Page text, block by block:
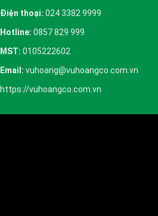
Điện thoại: 024 3382 9999
Hotline: 0857 829 999
MST: 0105222602
Email: vuhoang@vuhoangco.com.vn
https://vuhoangco.com.vn